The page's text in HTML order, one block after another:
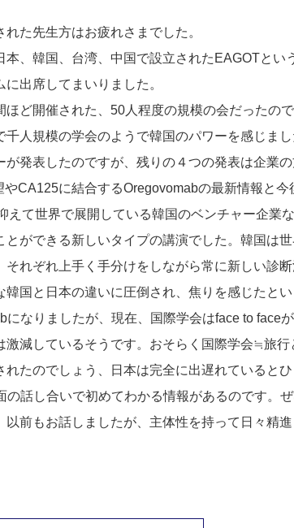
た先生方はお疲れさまでした。
、韓国、台湾、中国で設立された EAGOTとい
出席してまいりました。
ど開催された、 50 人程度の規模の会だったの
人規模の学会のようで韓国のパワーを感じま
発表したのですが、残りの４つの発表は企業
やCA125に結合するOregovomabの最新情報と今
えて世界で展開している韓国のベンチャー企業
ができる新しいタイプの講演でした。韓国は
れぞれ上手く手分けをしながら常に新しい診
国と日本の違いに圧倒され、焦りを感じたと
になりましたが、現在、国際学会はface to face
激減しているそうです。おそらく国際学会≒旅行
たのでしょう、日本は完全に出遅れているとひ
の話し合いで初めてわかる情報があるのです。
前もお話しましたが、主体性を持って日々精